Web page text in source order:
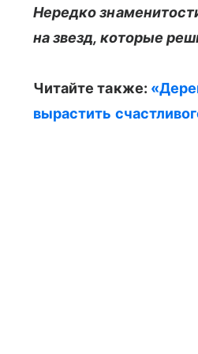
Нередко
на звезд, которые
Читайте также:
вырастить